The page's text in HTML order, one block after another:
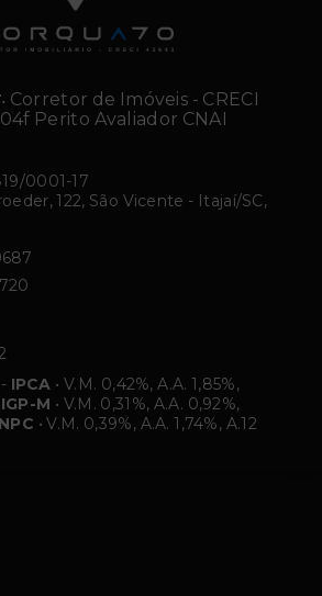
Corretor de Imóveis - CRECI
Perito Avaliador CNAI
0001-17
122, São Vicente - Itajaí/SC,
- IPCA • V.M. 0,42%, A.A. 1,85%,
IGP-M • V.M. 0,31%, A.A. 0,92%,
• V.M. 0,39%, A.A. 1,74%, A.12